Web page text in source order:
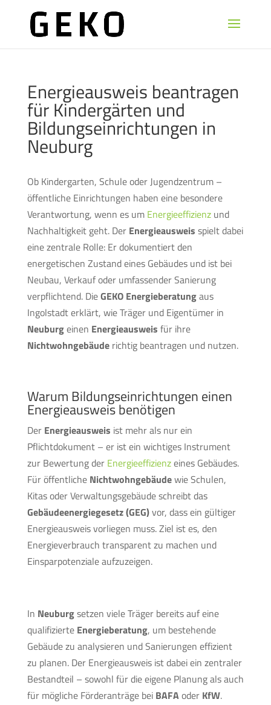
Energieausweis beantragen
für Kindergärten und
Bildungseinrichtungen in
Neuburg
Ob Kindergarten, Schule oder Jugendzentrum –
öffentliche Einrichtungen haben eine besondere
Verantwortung, wenn es umEnergieeffizienzund
Nachhaltigkeit geht. DerEnergieausweisspielt dabei
eine zentrale Rolle: Er dokumentiert den
energetischen Zustand eines Gebäudes und ist bei
Neubau, Verkauf oder umfassender Sanierung
verpflichtend. DieGEKO Energieberatungaus
Ingolstadt erklärt, wie Träger und Eigentümer in
Neuburgeinen Energieausweisfür ihre
Nichtwohngebäuderichtig beantragen und nutzen.
Warum Bildungseinrichtungen einen
Energieausweis benötigen
DerEnergieausweis ist mehr als nur ein
Pflichtdokument – er ist ein wichtiges Instrument
zur Bewertung derEnergieeffizienzeines Gebäudes.
Für öffentlicheNichtwohngebäudewie Schulen,
Kitas oder Verwaltungsgebäude schreibt das
Gebäudeenergiegesetz (GEG)vor, dass ein gültiger
Energieausweis vorliegen muss. Ziel ist es, den
Energieverbrauch transparent zu machen und
Einsparpotenziale aufzuzeigen.
In Neuburgsetzen viele Träger bereits auf eine
qualifizierteEnergieberatung, um bestehende
Gebäude zu analysieren und Sanierungen effizient
zu planen. Der Energieausweis ist dabei ein zentraler
Bestandteil – sowohl für die eigene Planung als auch
für mögliche Förderanträge beiBAFAoderKfW.